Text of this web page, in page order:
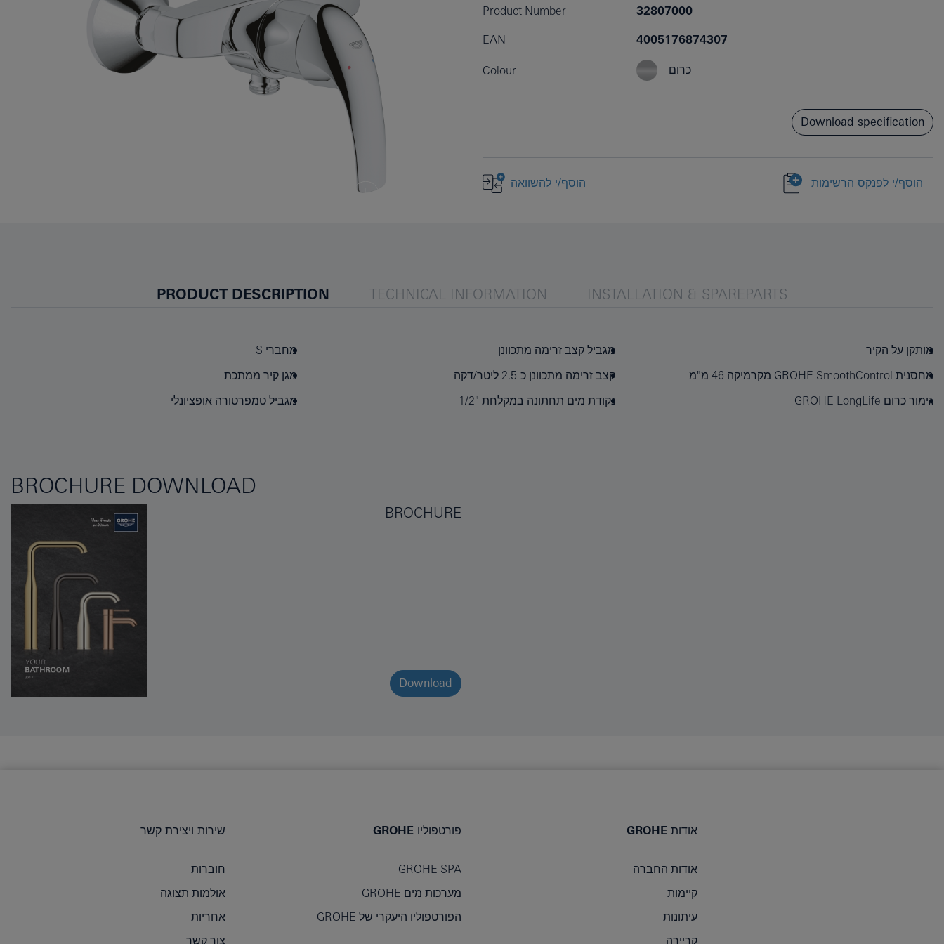
Product Number 32807000
EAN 4005176874307
Colour כרום
Download specification
הוסף/י לפנקס הרשימות הוסף/י להשוואה
PRODUCT DESCRIPTION TECHNICAL INFORMATION INSTALLATION & SPAREPARTS
מותקן על הקיר
מחסנית GROHE SmoothControl מקרמיקה 46 מ"מ
גימור כרום GROHE LongLife
מגביל קצב זרימה מתכוונן
קצב זרימה מתכוונן כ-2.5 ליטר/דקה
נקודת מים תחתונה במקלחת "1/2
מחברי S
מגן קיר ממתכת
מגביל טמפרטורה אופציונלי
BROCHURE DOWNLOAD
BROCHURE
Download
שירות ויצירת קשר
חוברות
אולמות תצוגה
אחריות
צור קשר
פורטפוליו GROHE
GROHE SPA
מערכות מים GROHE
הפורטפוליו היעקרי של GROHE
אודות GROHE
אודות החברה
קיימות
עיתונות
קריירה